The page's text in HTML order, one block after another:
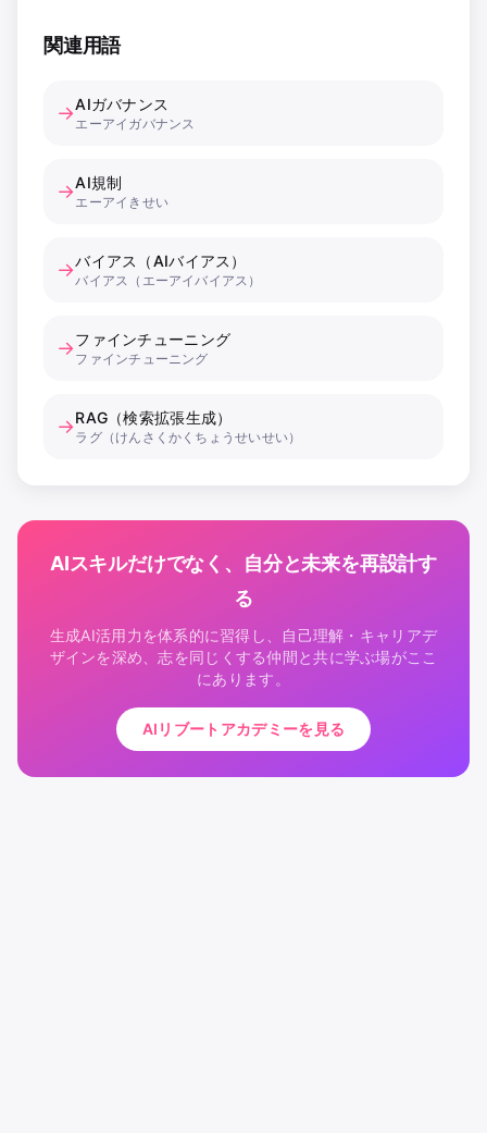
関連用語
→AIガバナンス
エーアイガバナンス
→AI規制
エーアイきせい
→バイアス（AIバイアス）
バイアス（エーアイバイアス）
→ファインチューニング
ファインチューニング
→RAG（検索拡張生成）
ラグ（けんさくかくちょうせいせい）
AIスキルだけでなく、自分と未来を再設計す
る
生成AI活用力を体系的に習得し、自己理解・キャリアデ
ザインを深め、志を同じくする仲間と共に学ぶ場がここ
にあります。
AIリブートアカデミーを見る